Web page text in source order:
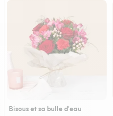
Bisous et sa bulle d'eau